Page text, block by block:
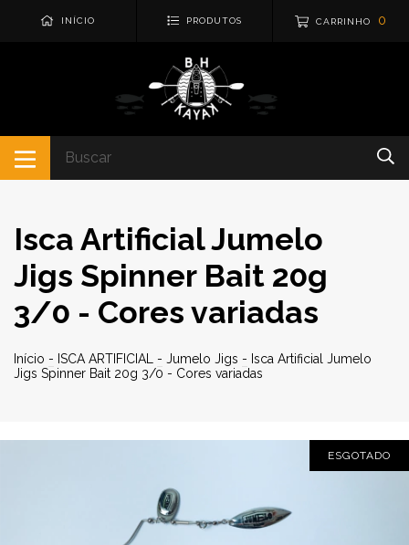
INÍCIO PRODUTOS CARRINHO 0
Isca Artificial Jumelo
Jigs Spinner Bait 20g
3/0 - Cores variadas
Início - ISCA ARTIFICIAL - Jumelo Jigs - Isca Artificial Jumelo
Jigs Spinner Bait 20g 3/0 - Cores variadas
ESGOTADO